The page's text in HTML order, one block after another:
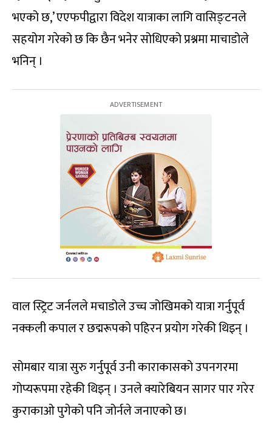
भएको छ,’ एएफपीद्वारा विदेश यात्राका लागि वासिङ्टनले
सहयोग गरेको छ कि छैन भनेर सोधिएको प्रश्नमा माचाडोले
भनिन् ।
वाल स्ट्रिट जर्नलले मचाडोले उच्च जोखिमको यात्रा गर्नुपूर्व
नक्कली कपाल र छद्मरूपको पहिरन प्रयोग गरेकी थिइन् ।
सोमबार यात्रा सुरु गर्नुपूर्व उनी काराकासको उपनगरमा
गोप्यरूपमा रहेकी थिइन् । उनले क्यारेबियन सागर पार गरेर
कुराकाओ पुगेको पनि जोर्नले जनाएको छ।